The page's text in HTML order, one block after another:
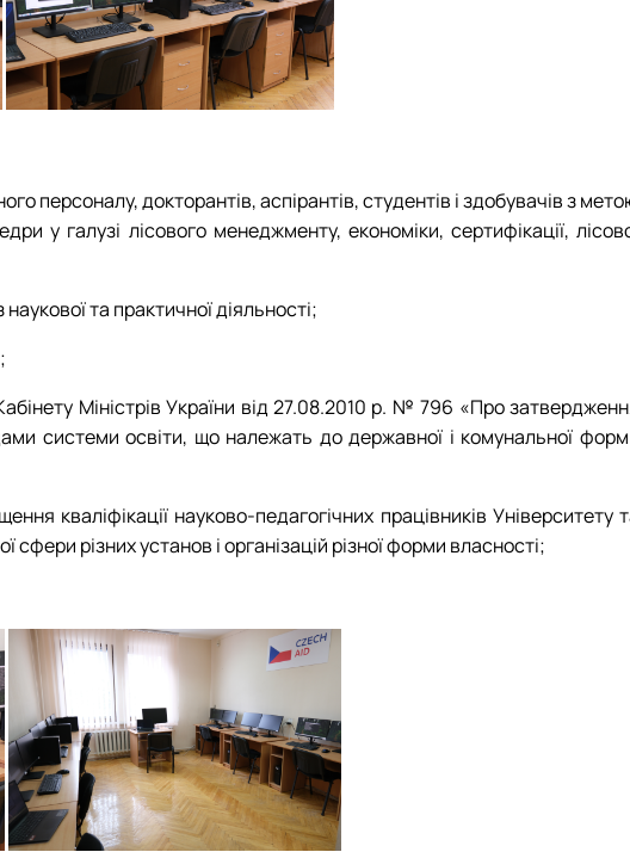
персоналу, докторантів, аспірантів, студентів і здобувачів з
у галузі лісового менеджменту, економіки, сертифікації,
та практичної діяльності;
Міністрів України від 27.08.2010 р. № 796 «Про
системи освіти, що належать до державної і комунальної
кваліфікації науково-педагогічних працівників Університету
різних установ і організацій різної форми власності;